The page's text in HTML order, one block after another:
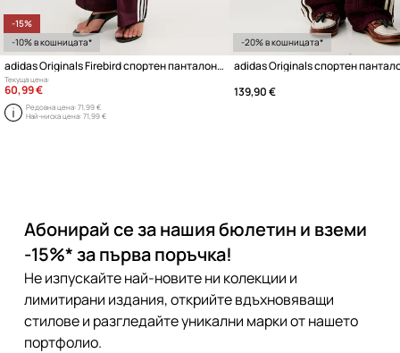
-15%
-10% в кошницата*
adidas Originals Firebird спортен панталон дамски
Текуща цена:
60,99 €
Редовна цена:71,99 €
Най-ниска цена:71,99 €
-20% в кошницата*
adidas Originals спортен
139,90 €
Абонирай се за нашия бюлетин и вземи
-15%* за първа поръчка!
Не изпускайте най-новите ни колекции и
лимитирани издания, открийте вдъхновяващи
стилове и разгледайте уникални марки от нашето
портфолио.